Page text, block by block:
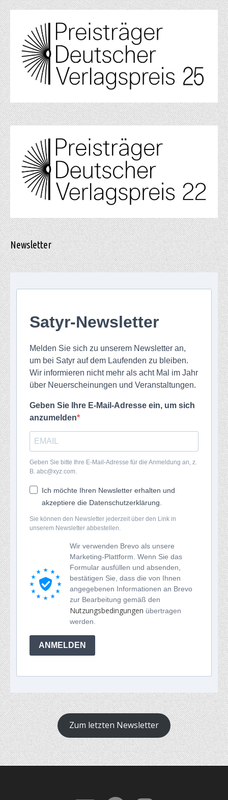
Newsletter
Satyr-Newsletter
Melden Sie sich zu unserem Newsletter an,
um bei Satyr auf dem Laufenden zu bleiben.
Wir informieren nicht mehr als acht Mal im Jahr
über Neuerscheinungen und Veranstaltungen.
Geben Sie Ihre E-Mail-Adresse ein, um sich
anzumelden
Geben Sie bitte Ihre E-Mail-Adresse für die Anmeldung an, z.
B. abc@xyz.com.
Ich möchte Ihren Newsletter erhalten und
akzeptiere die Datenschutzerklärung.
Sie können den Newsletter jederzeit über den Link in
unserem Newsletter abbestellen.
Wir verwenden Brevo als unsere
Marketing-Plattform. Wenn Sie das
Formular ausfüllen und absenden,
bestätigen Sie, dass die von Ihnen
angegebenen Informationen an Brevo
zur Bearbeitung gemäß den
Nutzungsbedingungen übertragen
werden.
ANMELDEN
Zum letzten Newsletter